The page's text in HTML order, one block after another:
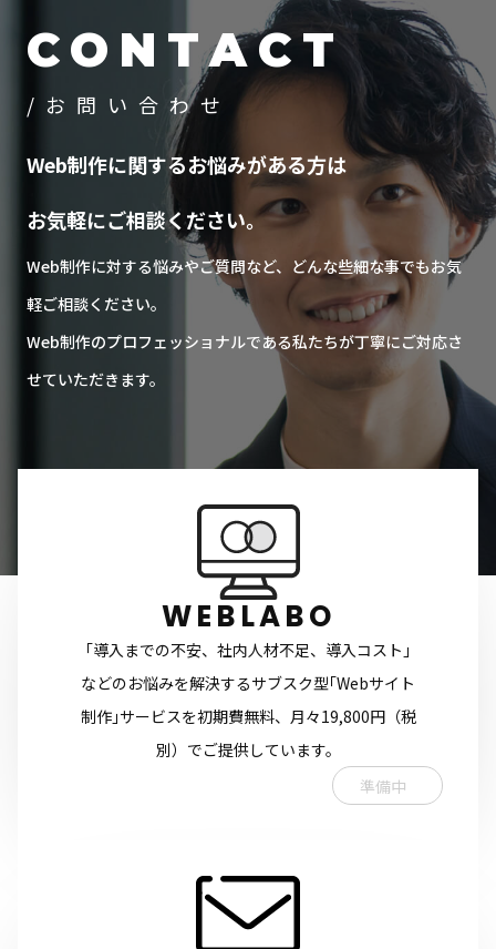
CONTACT
/お問い合わせ
Web制作に関するお悩みがある方は
お気軽にご相談ください。
Web制作に対する悩みやご質問など、どんな些細な事でもお気
軽ご相談ください。
Web制作のプロフェッショナルである私たちが丁寧にご対応さ
せていただきます。
WEBLABO
｢導入までの不安、社内人材不足、導入コスト｣
などのお悩みを解決するサブスク型｢Webサイト
制作｣サービスを初期費無料、月々19,800円（税
別）でご提供しています。
準備中